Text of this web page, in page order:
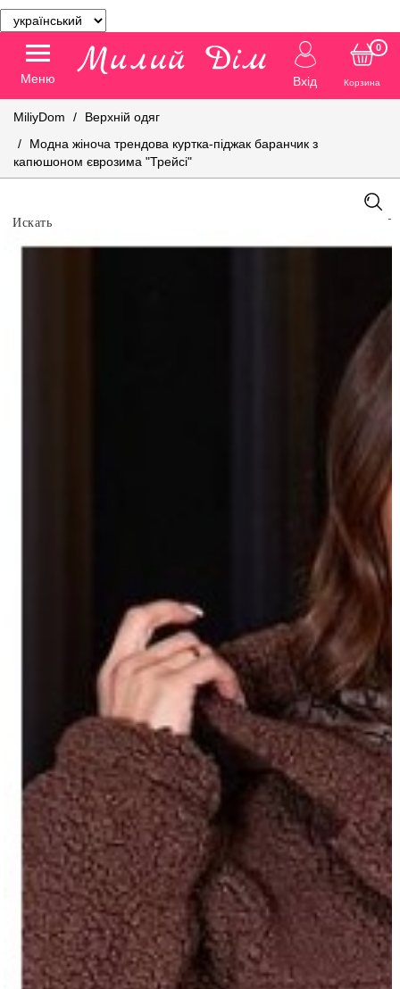
Меню Вхід Корзина
0
MiliyDom
Верхній одяг
Модна жіноча трендова куртка-піджак баранчик з
капюшоном єврозима "Трейсі"